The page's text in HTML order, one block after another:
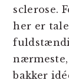
sclerose.
her er
bakker